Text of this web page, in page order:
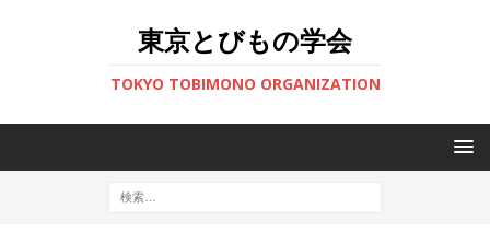
東京とびもの学会
TOKYO TOBIMONO ORGANIZATION